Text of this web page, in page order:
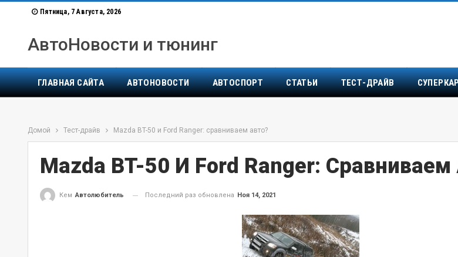
Пятница, 7 Августа, 2026
АвтоНовости и тюнинг
ГЛАВНАЯ САЙТА АВТОНОВОСТИ АВТОСПОРТ СТАТЬИ ТЕСТ-ДРАЙВ
Домой Тест-драйв Mazda BT-50 и Ford Ranger: сравниваем авто?
Mazda BT-50 И Ford Ranger: Сравниваем
Кем Автолюбитель Последний раз обновлена Ноя 14, 2021